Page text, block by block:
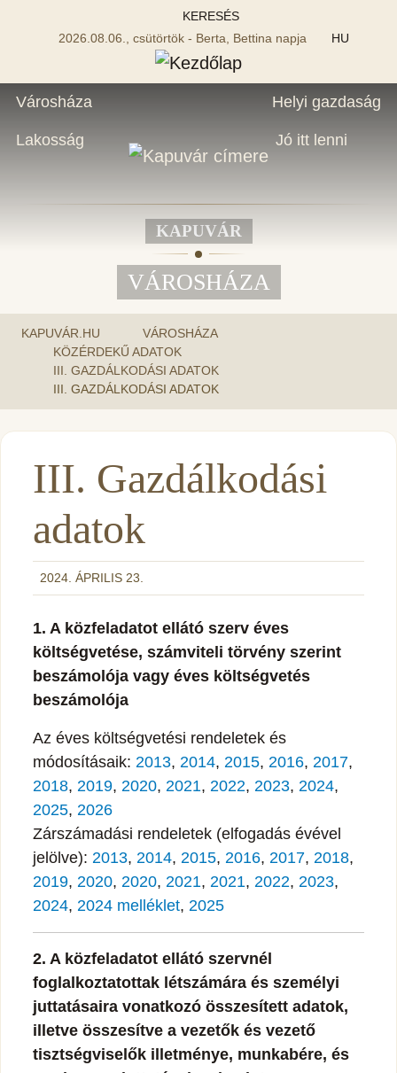
KERESÉS
2026.08.06., csütörtök - Berta, Bettina napja
HU
Városháza
Lakosság
Helyi gazdaság
Jó itt lenni
KAPUVÁR
VÁROSHÁZA
KAPUVÁR.HU
VÁROSHÁZA
KÖZÉRDEKŰ ADATOK
III. GAZDÁLKODÁSI ADATOK
III. GAZDÁLKODÁSI ADATOK
III. Gazdálkodási
adatok
2024. ÁPRILIS 23.
1. A közfeladatot ellátó szerv éves
költségvetése, számviteli törvény szerint
beszámolója vagy éves költségvetés
beszámolója
Az éves költségvetési rendeletek és
módosításaik: 2013, 2014, 2015, 2016, 2017,
2018, 2019, 2020, 2021, 2022, 2023, 2024,
2025, 2026
Zárszámadási rendeletek (elfogadás évével
jelölve): 2013, 2014, 2015, 2016, 2017, 2018,
2019, 2020, 2020, 2021, 2021, 2022, 2023,
2024, 2024 melléklet, 2025
2. A közfeladatot ellátó szervnél
foglalkoztatottak létszámára és személyi
juttatásaira vonatkozó összesített adatok,
illetve összesítve a vezetők és vezető
tisztségviselők illetménye, munkabére, és